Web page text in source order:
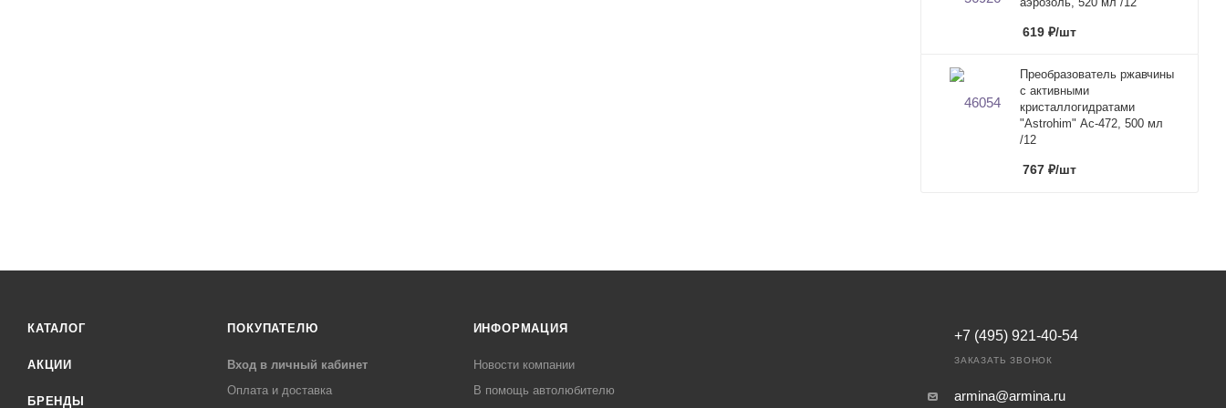
619 ₽/шт
Преобразователь ржавчины
с активными
кристаллогидратами
"Astrohim" Ас-472, 500 мл
/12
767 ₽/шт
КАТАЛОГ
АКЦИИ
БРЕНДЫ
ПОКУПАТЕЛЮ
Вход в личный кабинет
Оплата и доставка
ИНФОРМАЦИЯ
Новости компании
В помощь автолюбителю
+7 (495) 921-40-54
ЗАКАЗАТЬ ЗВОНОК
armina@armina.ru